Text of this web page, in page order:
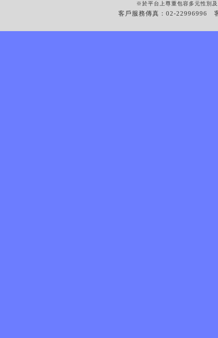
※於平台上尊重包容多元性別
客戶服務傳真：02-22996996